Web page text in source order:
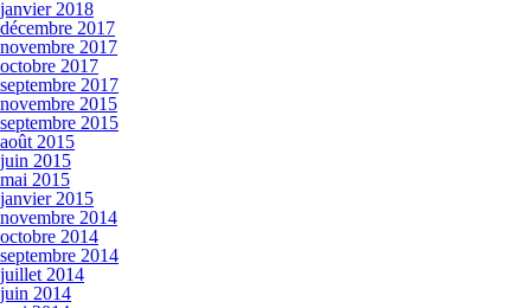
janvier 2018
décembre 2017
novembre 2017
octobre 2017
septembre 2017
novembre 2015
septembre 2015
août 2015
juin 2015
mai 2015
janvier 2015
novembre 2014
octobre 2014
septembre 2014
juillet 2014
juin 2014